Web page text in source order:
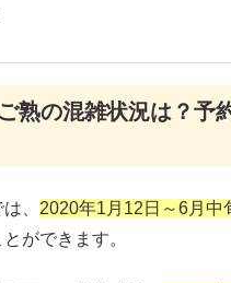
熟の混雑状況は？予
、 2020年1月12日～6月中
ができます。